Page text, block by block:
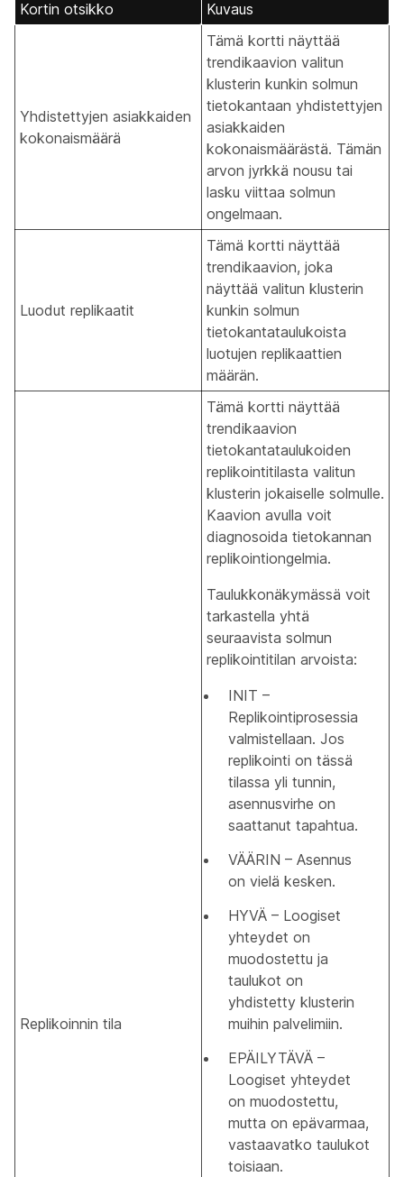
Kortin otsikko Kuvaus
Yhdistettyjen asiakkaiden
kokonaismäärä
Tämä kortti näyttää
trendikaavion valitun
klusterin kunkin solmun
tietokantaan yhdistettyjen
asiakkaiden
kokonaismäärästä. Tämän
arvon jyrkkä nousu tai
lasku viittaa solmun
ongelmaan.
Luodut replikaatit
Tämä kortti näyttää
trendikaavion, joka
näyttää valitun klusterin
kunkin solmun
tietokantataulukoista
luotujen replikaattien
määrän.
Replikoinnin tila
Tämä kortti näyttää
trendikaavion
tietokantataulukoiden
replikointitilasta valitun
klusterin jokaiselle solmulle.
Kaavion avulla voit
diagnosoida tietokannan
replikointiongelmia.
Taulukkonäkymässä voit
tarkastella yhtä
seuraavista solmun
replikointitilan arvoista:
INIT –
Replikointiprosessia
valmistellaan. Jos
replikointi on tässä
tilassa yli tunnin,
asennusvirhe on
saattanut tapahtua.
VÄÄRIN – Asennus
on vielä kesken.
HYVÄ – Loogiset
yhteydet on
muodostettu ja
taulukot on
yhdistetty klusterin
muihin palvelimiin.
EPÄILYTÄVÄ –
Loogiset yhteydet
on muodostettu,
mutta on epävarmaa,
vastaavatko taulukot
toisiaan.